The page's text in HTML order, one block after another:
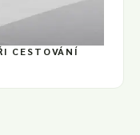
CESTOVÁNÍ